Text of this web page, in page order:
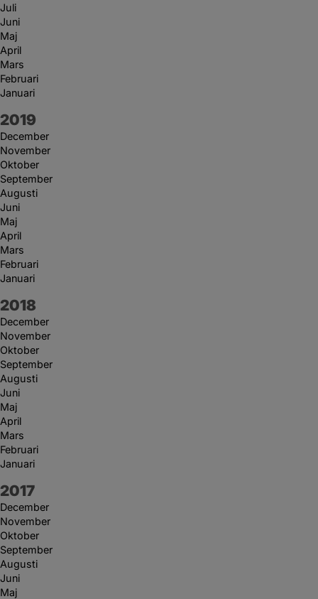
Juli
Juni
Maj
April
Mars
Februari
Januari
År:
2019
December
November
Oktober
September
Augusti
Juni
Maj
April
Mars
Februari
Januari
År:
2018
December
November
Oktober
September
Augusti
Juni
Maj
April
Mars
Februari
Januari
År:
2017
December
November
Oktober
September
Augusti
Juni
Maj